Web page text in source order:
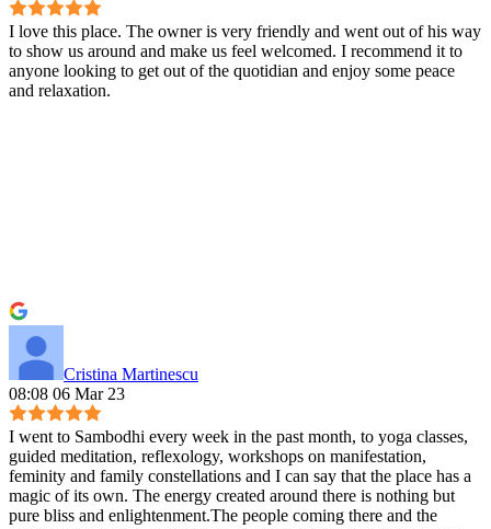
I love this place. The owner is very friendly and went out of his way
to show us around and make us feel welcomed. I recommend it to
anyone looking to get out of the quotidian and enjoy some peace
and relaxation.
Cristina Martinescu
08:08 06 Mar 23
I went to Sambodhi every week in the past month, to yoga classes,
guided meditation, reflexology, workshops on manifestation,
feminity and family constellations and I can say that the place has a
magic of its own. The energy created around there is nothing but
pure bliss and enlightenment.The people coming there and the